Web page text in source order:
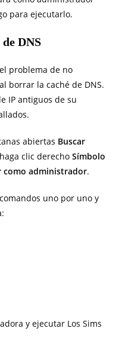
para ejecutarlo.
DNS
problema de no
borrar la caché de DNS.
IP antiguos de su
abiertas Buscar
clic derechoSímbolo
como administrador.
uno por uno y
y ejecutar Los Sims